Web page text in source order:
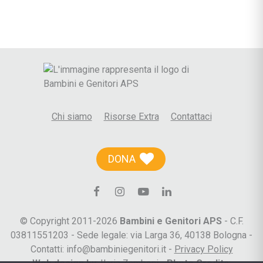
Chi siamo Risorse Extra Contattaci
DONA
© Copyright 2011-2026 Bambini e Genitori APS - C.F.
03811551203 - Sede legale: via Larga 36, 40138 Bologna -
Contatti: info@bambiniegenitori.it - Privacy Policy